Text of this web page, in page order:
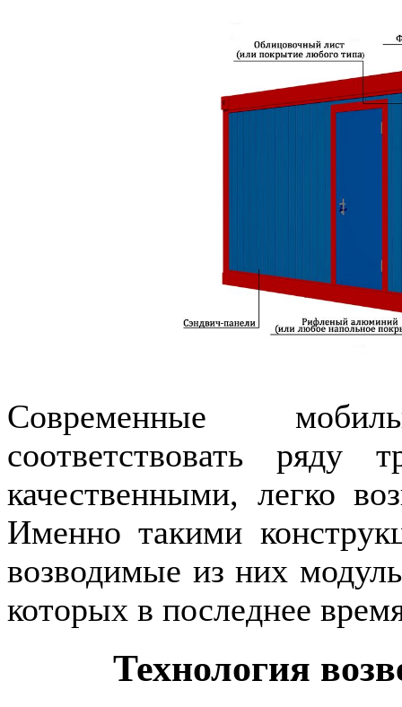
Современные
соответствовать
качественными, легко
Именно такими
возводимые из них
которых в последнее
Технология